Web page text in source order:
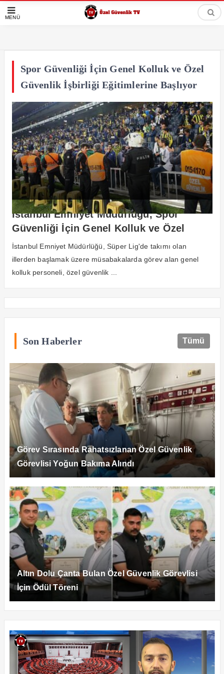
MENÜ
Spor Güvenliği İçin Genel Kolluk ve Özel
Güvenlik İşbirliği Eğitimlerine Başlıyor
İstanbul Emniyet Müdürlüğü, Spor
Güvenliği İçin Genel Kolluk ve Özel
Güvenlik İşbirliği Eğitimlerine Başlıyor
İstanbul Emniyet Müdürlüğü, Süper Lig'de takımı olan
illerden başlamak üzere müsabakalarda görev alan genel
kolluk personeli, özel güvenlik ...
Son Haberler Tümü
Görev Sırasında Rahatsızlanan Özel Güvenlik
Görevlisi Yoğun Bakıma Alındı
Altın Dolu Çanta Bulan Özel Güvenlik Görevlisi
İçin Ödül Töreni